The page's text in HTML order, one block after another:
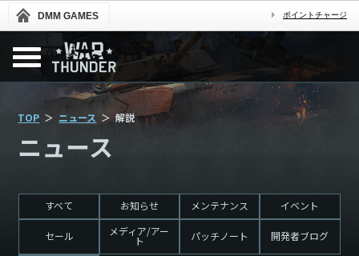
DMM GAMES ポイントチャージ
TOP ニュース 解説
ニュース
すべて お知らせ メンテナンス イベント
セール メディア/アー
ト パッチノート 開発者ブログ